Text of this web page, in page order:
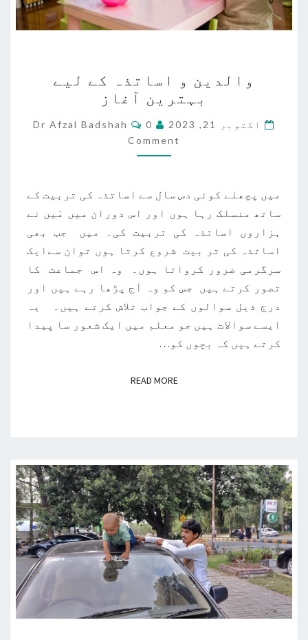
و
اساتذہ
کے
لیے
بہترین
والدین و اساتذہ کے لیے
بہترین آغاز
اکتوبر 21, 2023 Dr Afzal Badshah
Comments 0
Comment
میں پچھلے کوئی دس سال سے اساتذہ کی تربیت کے
ساتھ منسلک رہا ہوں اور اس دوران میں مَیں نے
ہزاروں اساتذہ کی تربیت کی۔ میں جب بھی
اساتذہ کی تر بیت شروع کرتا ہوں توان سےایک
سرگرمی ضرور کرواتا ہوں۔ وہ اس جماعت کا
تصور کرتے ہیں جس کو وہ آج پڑھا رہے ہیں اور
درج ذیل سوالوں کے جواب تلاش کرتے ہیں۔ یہ
ایسے سوالات ہیں جو معلم میں ایک شعور سا پیدا
کرتے ہیں کہ بچوں کو…
READ MORE
READ MORE